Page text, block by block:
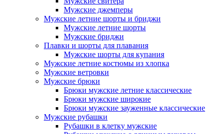
Мужские джемперы
Мужские летние шорты и бриджи
Мужские летние шорты
Мужские бриджи
Плавки и шорты для плавания
Мужские шорты для купания
Мужские летние костюмы из хлопка
Мужские ветровки
Мужские брюки
Брюки мужские летние классические
Брюки мужские широкие
Брюки мужские зауженные классические
Мужские рубашки
Рубашки в клетку мужские